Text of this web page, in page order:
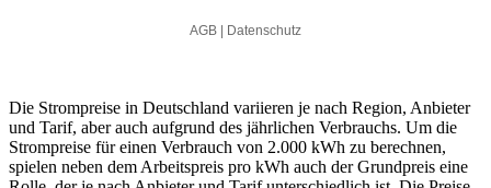
Die Strompreise in Deutschland variieren je nach Region, Anbieter
und Tarif, aber auch aufgrund des jährlichen Verbrauchs. Um die
Strompreise für einen Verbrauch von 2.000 kWh zu berechnen,
spielen neben dem Arbeitspreis pro kWh auch der Grundpreis eine